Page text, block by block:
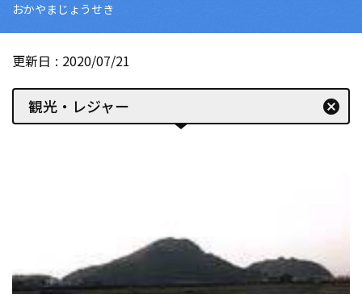
おかやまじょうせき
更新日 2020/07/21
観光・レジャー cancel